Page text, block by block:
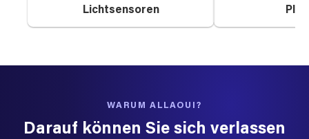
Lichtsensoren
WARUM ALLAOUI?
Darauf können Sie sich verlassen